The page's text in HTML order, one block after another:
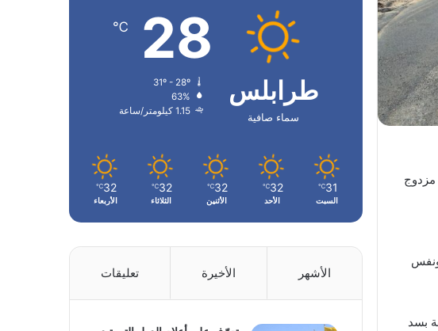
مزدوج
ونفس
بسد
طرابلس
سماء صافية
28
℃
63%
1.15 كيلومتر/ساعة
31
℃
السبت
32
℃
الأحد
32
℃
الأثنين
32
℃
الثلاثاء
32
℃
الأربعاء
الأشهر الأخيرة تعليقات